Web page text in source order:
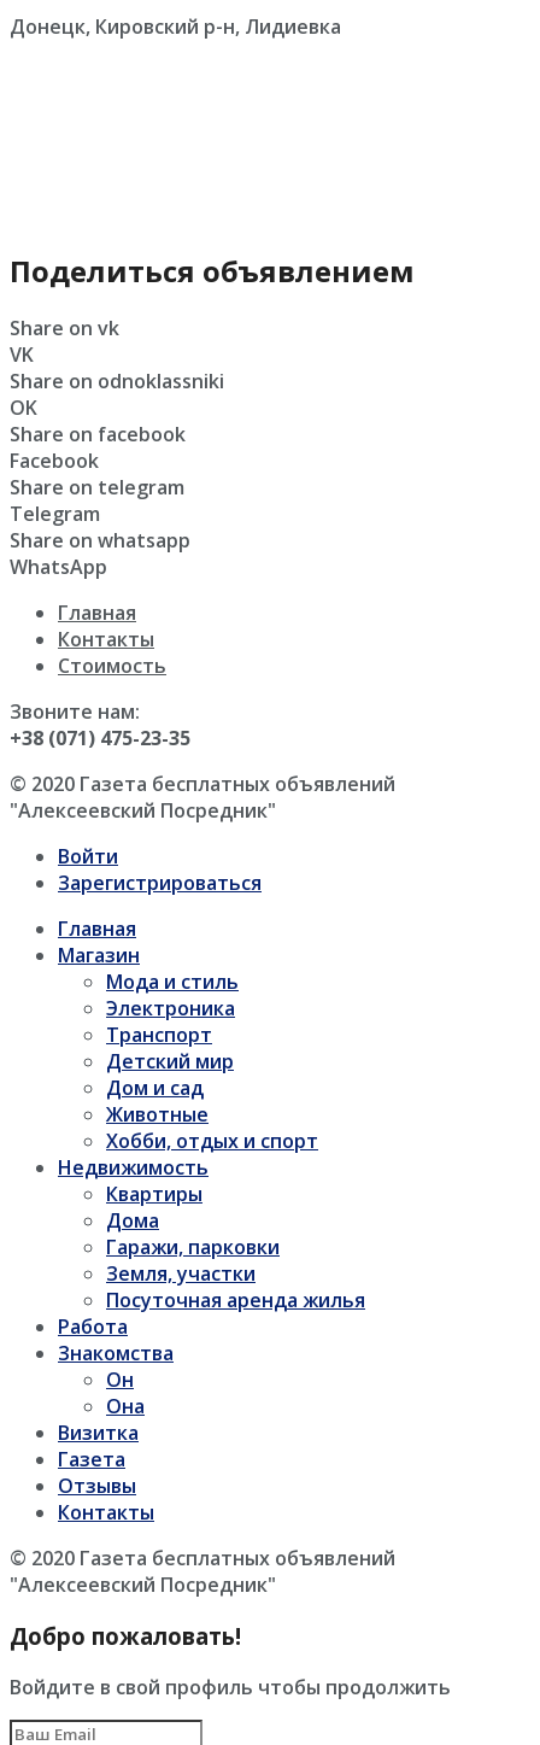
Донецк, Кировский р-н, Лидиевка
Поделиться объявлением
Share on vk
VK
Share on odnoklassniki
OK
Share on facebook
Facebook
Share on telegram
Telegram
Share on whatsapp
WhatsApp
Главная
Контакты
Стоимость
Звоните нам:
+38 (071) 475-23-35
© 2020 Газета бесплатных объявлений
"Алексеевский Посредник"
Войти
Зарегистрироваться
Главная
Магазин
Мода и стиль
Электроника
Транспорт
Детский мир
Дом и сад
Животные
Хобби, отдых и спорт
Недвижимость
Квартиры
Дома
Гаражи, парковки
Земля, участки
Посуточная аренда жилья
Работа
Знакомства
Он
Она
Визитка
Газета
Отзывы
Контакты
© 2020 Газета бесплатных объявлений
"Алексеевский Посредник"
Добро пожаловать!
Войдите в свой профиль чтобы продолжить